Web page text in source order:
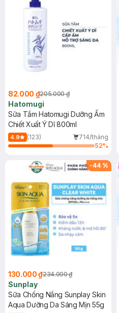
82.000 ₫205.000 ₫
Hatomugi
Sữa Tắm Hatomugi Dưỡng Ẩm
Chiết Xuất Ý Dĩ 800ml
4.9 (123)
714/tháng
52%
-44 %
130.000 ₫234.000 ₫
Sunplay
Sữa Chống Nắng Sunplay Skin
Aqua Dưỡng Da Sáng Mịn 55g